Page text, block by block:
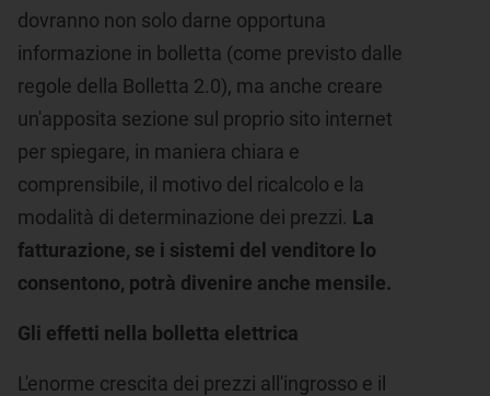
dovranno non solo darne opportuna
informazione in bolletta (come previsto dalle
regole della Bolletta 2.0), ma anche creare
un'apposita sezione sul proprio sito internet
per spiegare, in maniera chiara e
comprensibile, il motivo del ricalcolo e la
modalità di determinazione dei prezzi. La
fatturazione, se i sistemi del venditore lo
consentono, potrà divenire anche mensile.
Gli effetti nella bolletta elettrica
L'enorme crescita dei prezzi all'ingrosso e il